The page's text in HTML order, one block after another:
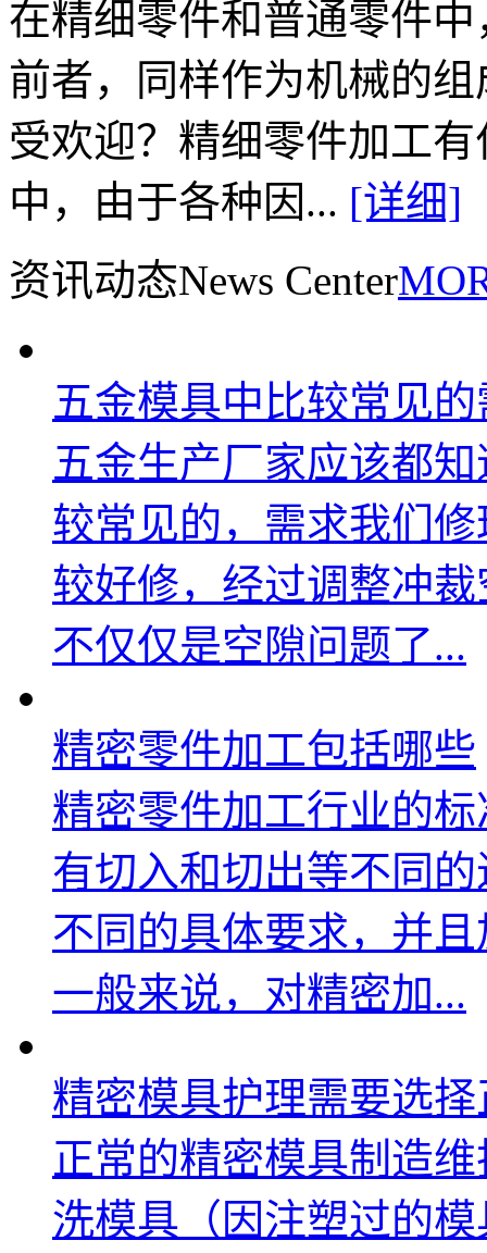
在精细零件和普通零件
前者，同样作为机械的
受欢迎？精细零件加工
中，由于各种因... [详细]
资讯动态News Center
五金模具中比较常见
五金生产厂家应该都
较常见的，需求我们
较好修，经过调整冲
不仅仅是空隙问题了...
精密零件加工包括哪些
精密零件加工行业的
有切入和切出等不同
不同的具体要求，并
一般来说，对精密加...
精密模具护理需要选择
正常的精密模具制造
洗模具（因注塑过的